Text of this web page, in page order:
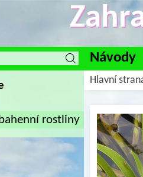
Návody
rostliny
Hlavní